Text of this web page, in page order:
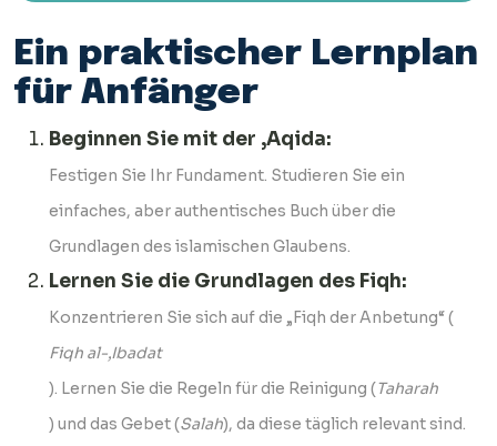
Ein praktischer Lernplan
für Anfänger
Beginnen Sie mit der ‚Aqida:
Festigen Sie Ihr Fundament. Studieren Sie ein
einfaches, aber authentisches Buch über die
Grundlagen des islamischen Glaubens.
Lernen Sie die Grundlagen des Fiqh:
Konzentrieren Sie sich auf die „Fiqh der Anbetung“ (
Fiqh al-‚Ibadat
). Lernen Sie die Regeln für die Reinigung (Taharah
) und das Gebet (Salah), da diese täglich relevant sind.